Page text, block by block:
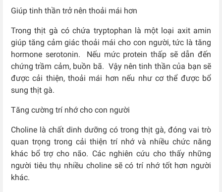
Giúp tinh thần trở nên thoải mái hơn
Trong thịt gà có chứa tryptophan là một loại axit amin
giúp tăng cảm giác thoải mái cho con người, tức là tăng
hormone serotonin. Nếu mức protein thấp sẽ dẫn đến
chứng trầm cảm, buồn bã. Vậy nên tinh thần của bạn sẽ
được cải thiện, thoải mái hơn nếu như cơ thể được bổ
sung thịt gà.
Tăng cường trí nhớ cho con người
Choline là chất dinh dưỡng có trong thịt gà, đóng vai trò
quan trọng trong cải thiện trí nhớ và nhiều chức năng
khác bổ trợ cho não. Các nghiên cứu cho thấy những
người tiêu thụ nhiều choline sẽ có trí nhớ tốt hơn người
khác.